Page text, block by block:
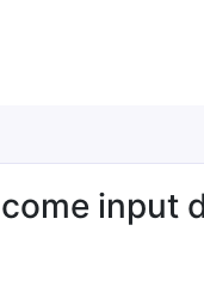
input